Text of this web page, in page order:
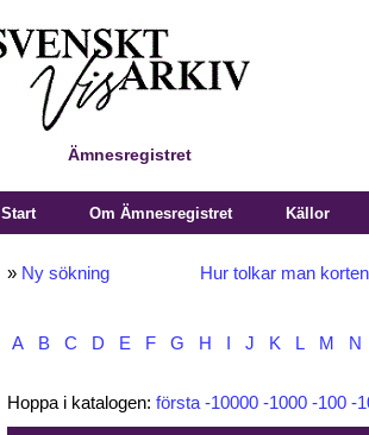
Ämnesregistret
Start Om Ämnesregistret Källor
» Ny sökning Hur tolkar man
A B C D E F G H J K L M N
Hoppa i katalogen: första -10000 -1000 -100 -